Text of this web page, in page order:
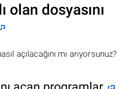
olan dosyasını
açılacağını mı arıyorsunuz?